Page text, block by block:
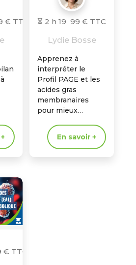
€ TTC
⏳ 2 h 19 99 € TTC
Lydie Bosse
Apprenez à
interpréter le
Profil PAGE et les
acides gras
membranaires
pour mieux
déséquilibres
inflammatoires,
nutritionnels et
En savoir +
€ TTC